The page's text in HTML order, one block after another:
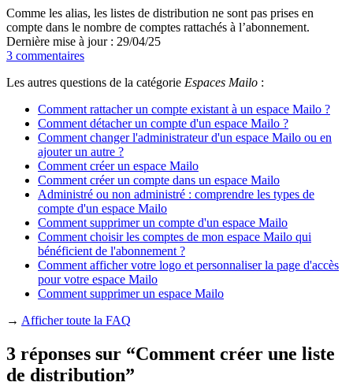
Comme les alias, les listes de distribution ne sont pas prises en
compte dans le nombre de comptes rattachés à l’abonnement.
Dernière mise à jour : 29/04/25
3 commentaires
Les autres questions de la catégorie Espaces Mailo :
Comment rattacher un compte existant à un espace Mailo ?
Comment détacher un compte d'un espace Mailo ?
Comment changer l'administrateur d'un espace Mailo ou en
ajouter un autre ?
Comment créer un espace Mailo
Comment créer un compte dans un espace Mailo
Administré ou non administré : comprendre les types de
compte d'un espace Mailo
Comment supprimer un compte d'un espace Mailo
Comment choisir les comptes de mon espace Mailo qui
bénéficient de l'abonnement ?
Comment afficher votre logo et personnaliser la page d'accès
pour votre espace Mailo
Comment supprimer un espace Mailo
→ Afficher toute la FAQ
3 réponses sur “Comment créer une liste
de distribution”